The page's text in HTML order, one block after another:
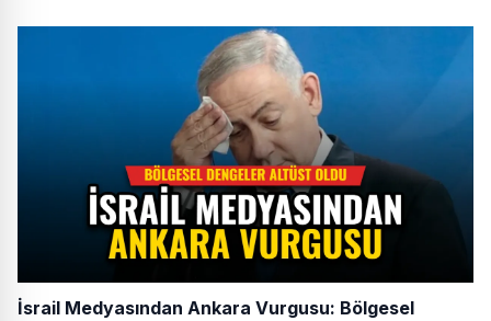
İsrail Medyasından Ankara Vurgusu: Bölgesel